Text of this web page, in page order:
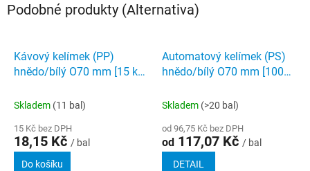
Podobné produkty (Alternativa)
Kávový kelímek (PP)
hnědo/bílý O70 mm [15 ks]
Skladem (11 bal)
15 Kč bez DPH
18,15 Kč / bal
Do košíku
Automatový kelímek (PS)
hnědo/bílý O70 mm [100
Skladem (>20 bal)
od 96,75 Kč bez DPH
od 117,07 Kč / bal
DETAIL